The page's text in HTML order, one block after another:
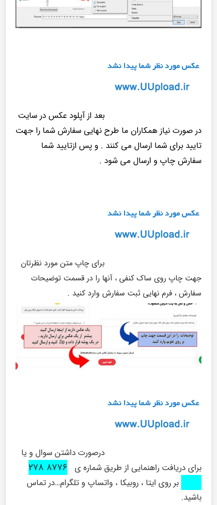
بعد از آپلود عکس در سایت
در صورت نیاز همکاران ما طرح نهایی سفارش شما را جهت
تایید برای شما ارسال می کنند . و پس ازتایید شما
سفارش چاپ و ارسال می شود .
برای چاپ متن مورد نظرتان
جهت چاپ روی ساک کنفی ، آنها را در قسمت توضیحات
سفارش ، فرم نهایی ثبت سفارش وارد کنید .
درصورت داشتن سوال و یا
برای دریافت راهنمایی از طریق شماره ی
۸۷۷۶ ۲۷۸
بر روی ایتا ، روبیکا ، واتساپ و تلگرام…در تماس
باشید.